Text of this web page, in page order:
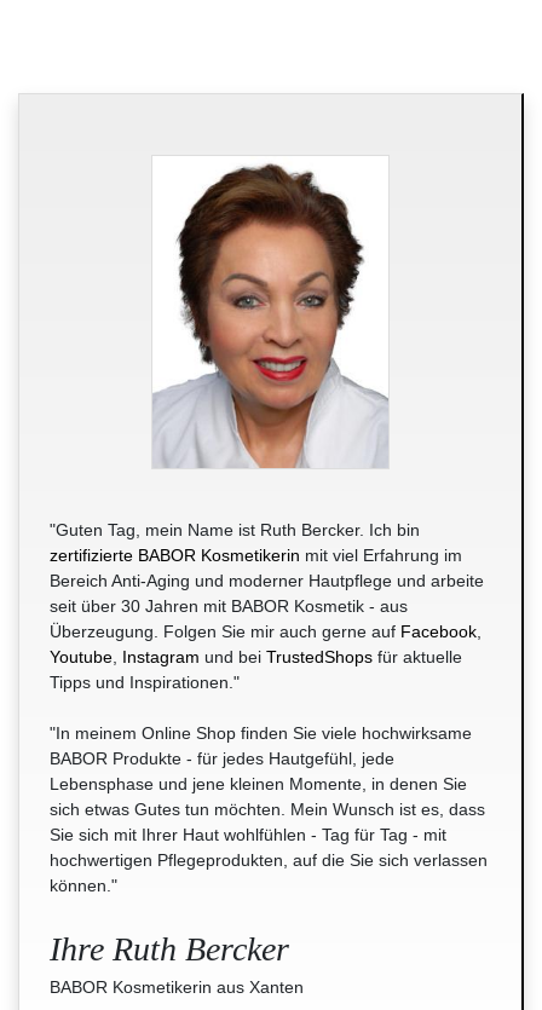
"Guten Tag, mein Name ist Ruth Bercker. Ich bin
zertifizierte BABOR Kosmetikerin mit viel Erfahrung im
Bereich Anti-Aging und moderner Hautpflege und arbeite
seit über 30 Jahren mit BABOR Kosmetik - aus
Überzeugung. Folgen Sie mir auch gerne auf Facebook
Youtube Instagram und bei TrustedShops für aktuelle
Tipps und Inspirationen."
"In meinem Online Shop finden Sie viele hochwirksame
BABOR Produkte - für jedes Hautgefühl, jede
Lebensphase und jene kleinen Momente, in denen Sie
sich etwas Gutes tun möchten. Mein Wunsch ist es, dass
Sie sich mit Ihrer Haut wohlfühlen - Tag für Tag - mit
hochwertigen Pflegeprodukten, auf die Sie sich verlassen
können."
Ihre Ruth Bercker
BABOR Kosmetikerin aus Xanten